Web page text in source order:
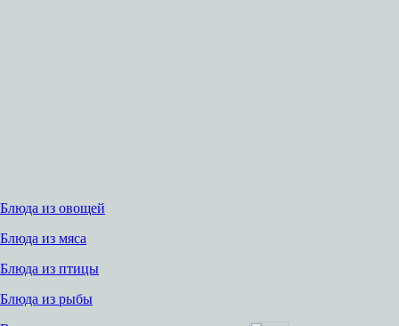
Блюда из овощей
Блюда из мяса
Блюда из птицы
Блюда из рыбы